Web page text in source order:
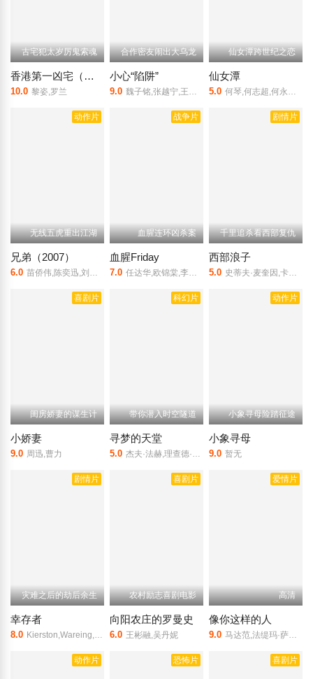
古宅犯太岁厉鬼索魂
香港第一凶宅（粤语）
10.0 黎姿,罗兰
合作密友闹出大乌龙
小心“陷阱”
9.0 魏子铭,张越宁,王海均,袁千山,岳阳
仙女潭跨世纪之恋
仙女潭
5.0 何琴,何志超,何永龙,马林锋
动作片
无线五虎重出江湖
兄弟（2007）
6.0 苗侨伟,陈奕迅,刘德华
战争片
血腥连环凶杀案
血腥Friday
7.0 任达华,欧锦棠,李丽珍
剧情片
千里追杀看西部复仇
西部浪子
5.0 史蒂夫·麦奎因,卡尔·莫尔登,布耐恩·凯斯
喜剧片
闺房娇妻的谋生计
小娇妻
9.0 周迅,曹力
科幻片
带你潜入时空隧道
寻梦的天堂
5.0 杰夫·法赫,理查德·泰森,杰克·科尔曼
动作片
小象寻母险踏征途
小象寻母
9.0 暂无
剧情片
灾难之后的劫后余生
幸存者
8.0 Kierston,Wareing,Craig,Fairbrass,Isabella,Blake-Thomas
喜剧片
农村励志喜剧电影
向阳农庄的罗曼史
6.0 王彬融,吴丹妮
爱情片
高清
像你这样的人
9.0 马达范,法缇玛·萨那·纱卡
动作片 恐怖片 喜剧片